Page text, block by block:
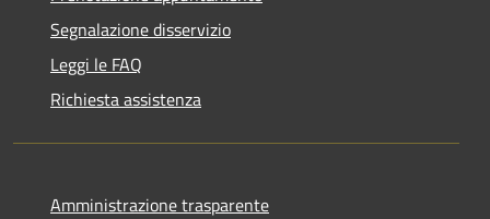
Segnalazione disservizio
Leggi le FAQ
Richiesta assistenza
Amministrazione trasparente